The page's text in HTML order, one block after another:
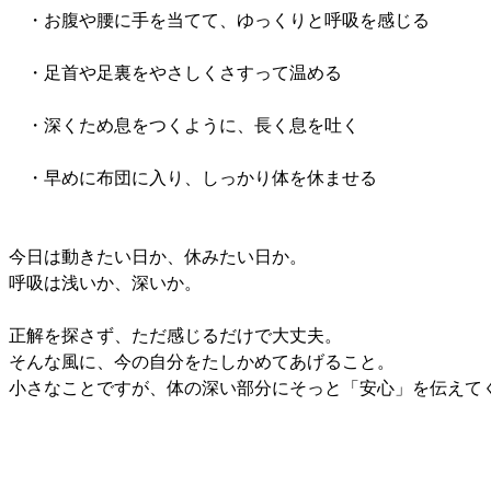
・お腹や腰に手を当てて、ゆっくりと呼吸を感じる
・足首や足裏をやさしくさすって温める
・深くため息をつくように、長く息を吐く
・早めに布団に入り、しっかり体を休ませる
今日は動きたい日か、休みたい日か。
呼吸は浅いか、深いか。
正解を探さず、ただ感じるだけで大丈夫。
そんな風に、今の自分をたしかめてあげること。
小さなことですが、体の深い部分にそっと「安心」を伝えて